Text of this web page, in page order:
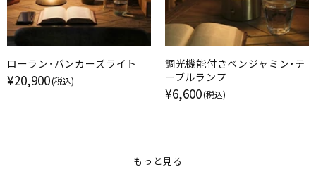
ローラン・バンカーズライト
¥20,900(税込)
調光機能付きベンジャミン・テ
ーブルランプ
¥6,600(税込)
もっと見る